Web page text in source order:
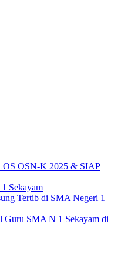
OSN-K 2025 & SIAP
Sekayam
Tertib di SMA Negeri 1
Guru SMA N 1 Sekayam di